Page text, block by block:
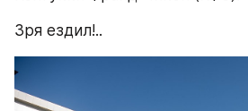
Зря ездил!..